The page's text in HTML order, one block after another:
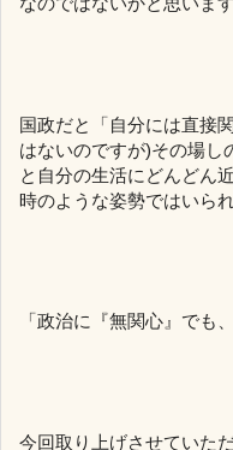
国政だと「自分には直接
はないのですが)その場し
と自分の生活にどんどん
時のような姿勢ではいら
「政治に『無関心』でも
今回取り上げさせていた